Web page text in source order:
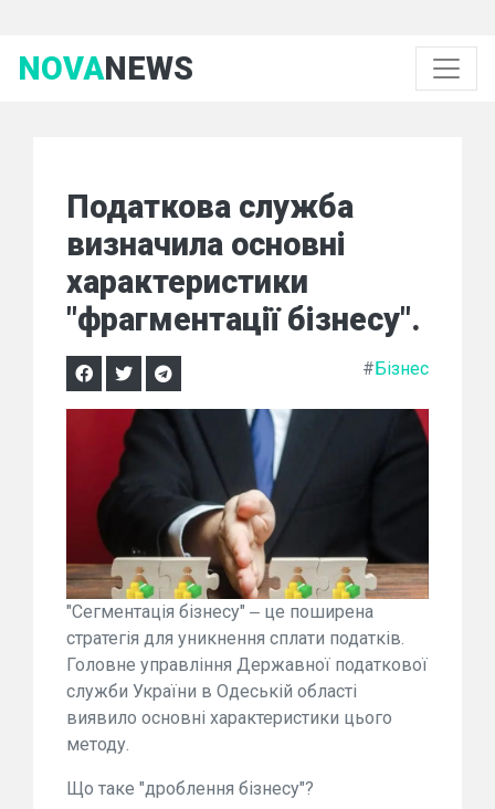
NOVANEWS
Податкова служба
визначила основні
характеристики
"фрагментації бізнесу".
#Бізнес
"Сегментація бізнесу" ‒ це поширена
стратегія для уникнення сплати податків.
Головне управління Державної податкової
служби України в Одеській області
виявило основні характеристики цього
методу.
Що таке "дроблення бізнесу"?